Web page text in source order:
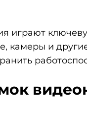
играют
камеры и